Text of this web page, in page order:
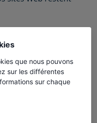
reconnu de
des leaders du
sur une
(PKI) performante,
numériques
et d’identités.
pour les certificats
que nous pouvons
sur les différentes
sur chaque